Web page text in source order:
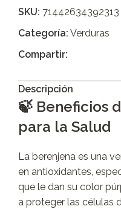
SKU: 71442634392313
Categoría: Verduras
Compartir:
Descripción
🍃 Beneficios
para la Salud
La berenjena es una
en antioxidantes,
que le dan su color
a proteger las células